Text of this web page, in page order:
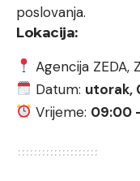
poslovanja.
Lokacija:
Agencija ZEDA,
Datum: utorak,
Vrijeme: 09:00